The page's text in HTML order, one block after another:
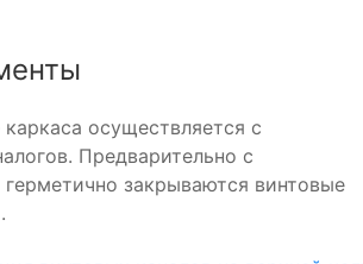
осуществляется с
Предварительно с
закрываются винтовые